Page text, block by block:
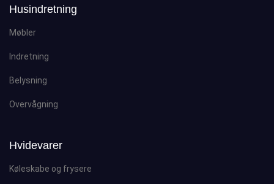
Husindretning
Møbler
Indretning
Belysning
Overvågning
Hvidevarer
Køleskabe og frysere